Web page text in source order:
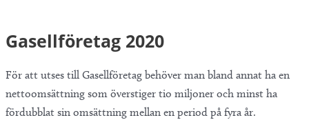
Gasellföretag 2020
För att utses till Gasellföretag behöver man bland annat ha en
nettoomsättning som överstiger tio miljoner och minst ha
fördubblat sin omsättning mellan en period på fyra år.